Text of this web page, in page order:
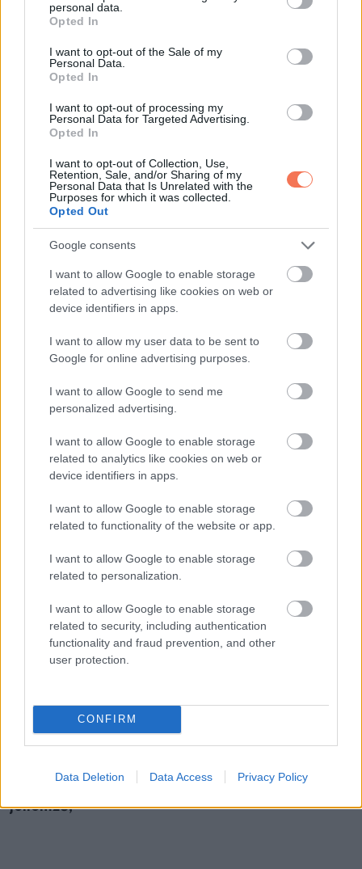
grant or deny consent to Google and its third-party tags to
use your data for below specified purposes in below Google
consent section.
personal data.
Opted In
I want to opt-out of the Sale of my
Personal Data.
Opted In
I want to opt-out of processing my
Personal Data for Targeted Advertising.
Opted In
I want to opt-out of Collection, Use,
Retention, Sale, and/or Sharing of my
Personal Data that Is Unrelated with the
Purposes for which it was collected.
Opted Out
Google consents
I want to allow Google to enable storage
related to advertising like cookies on web or
device identifiers in apps.
I want to allow my user data to be sent to
Google for online advertising purposes.
I want to allow Google to send me
personalized advertising.
I want to allow Google to enable storage
related to analytics like cookies on web or
device identifiers in apps.
I want to allow Google to enable storage
related to functionality of the website or app.
I want to allow Google to enable storage
related to personalization.
I want to allow Google to enable storage
related to security, including authentication
functionality and fraud prevention, and other
user protection.
CONFIRM
Data Deletion Data Access Privacy Policy
WhatsappReddit
Share
ELŐZŐ POSZT
16 ember, aki nem sűrűn használja a fejét
További bejegyzések
jellemző,